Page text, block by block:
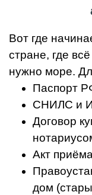
Вот где
стране, где
нужно море.
Паспорт
СНИЛС и
Договор
Акт
дом